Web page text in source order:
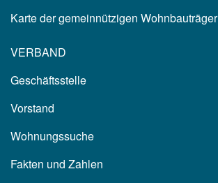
Karte der gemeinnützigen Wohnbauträger
VERBAND
Geschäftsstelle
Vorstand
Wohnungssuche
Fakten und Zahlen